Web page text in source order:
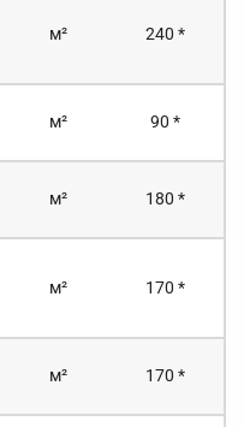
м² 240 *
м² 90 *
м² 180 *
м² 170 *
м² 170 *